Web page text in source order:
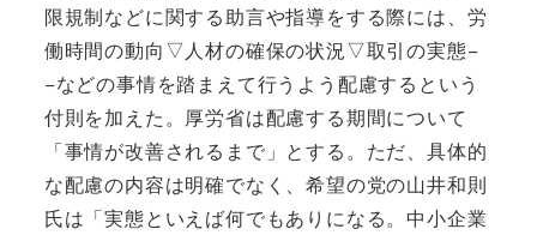
限規制などに関する助言や指導をする際には、労
働時間の動向▽人材の確保の状況▽取引の実態−
−などの事情を踏まえて行うよう配慮するという
付則を加えた。厚労省は配慮する期間について
「事情が改善されるまで」とする。ただ、具体的
な配慮の内容は明確でなく、希望の党の山井和則
氏は「実態といえば何でもありになる。中小企業